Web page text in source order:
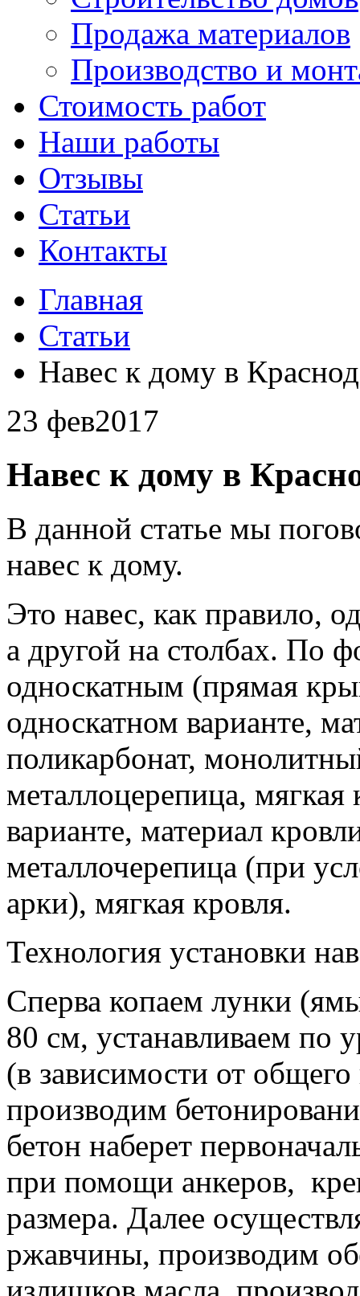
Продажа материалов
Производство и
Стоимость работ
Наши работы
Отзывы
Статьи
Контакты
Главная
Статьи
Навес к дому в
23 фев2017
Навес к дому в
В данной статье мы
навес к дому.
Это навес, как правило,
а другой на столбах. По
односкатным (прямая
односкатном варианте,
поликарбонат,
металлоцерепица,
варианте, материал
металлочерепица (при
арки), мягкая кровля.
Технология установки
Сперва копаем лунки
80 см, устанавливаем
(в зависимости от
производим
бетон наберет
при помощи анкеров,
размера. Далее
ржавчины, производим